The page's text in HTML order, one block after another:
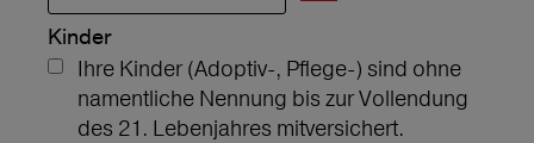
Kinder
Ihre Kinder (Adoptiv-, Pflege-) sind ohne
namentliche Nennung bis zur Vollendung
des 21. Lebenjahres mitversichert.